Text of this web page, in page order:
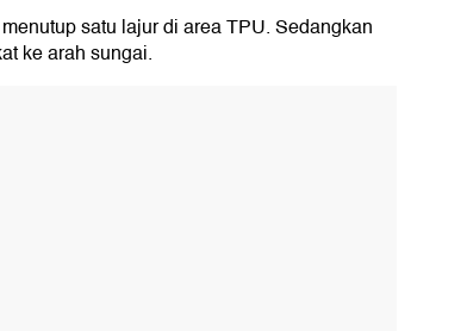
satu lajur di area TPU. Sedangkan
ke arah sungai.